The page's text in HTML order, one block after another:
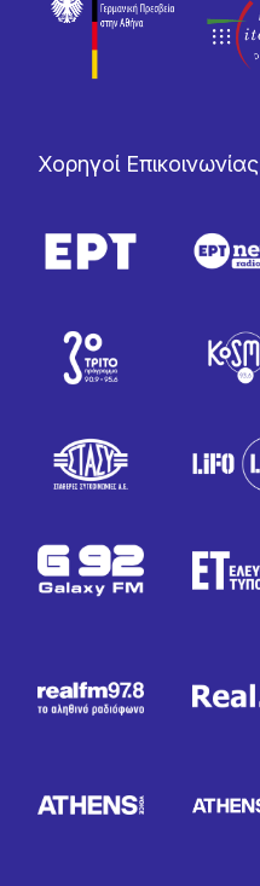
Χορηγοί Επικοινωνίας